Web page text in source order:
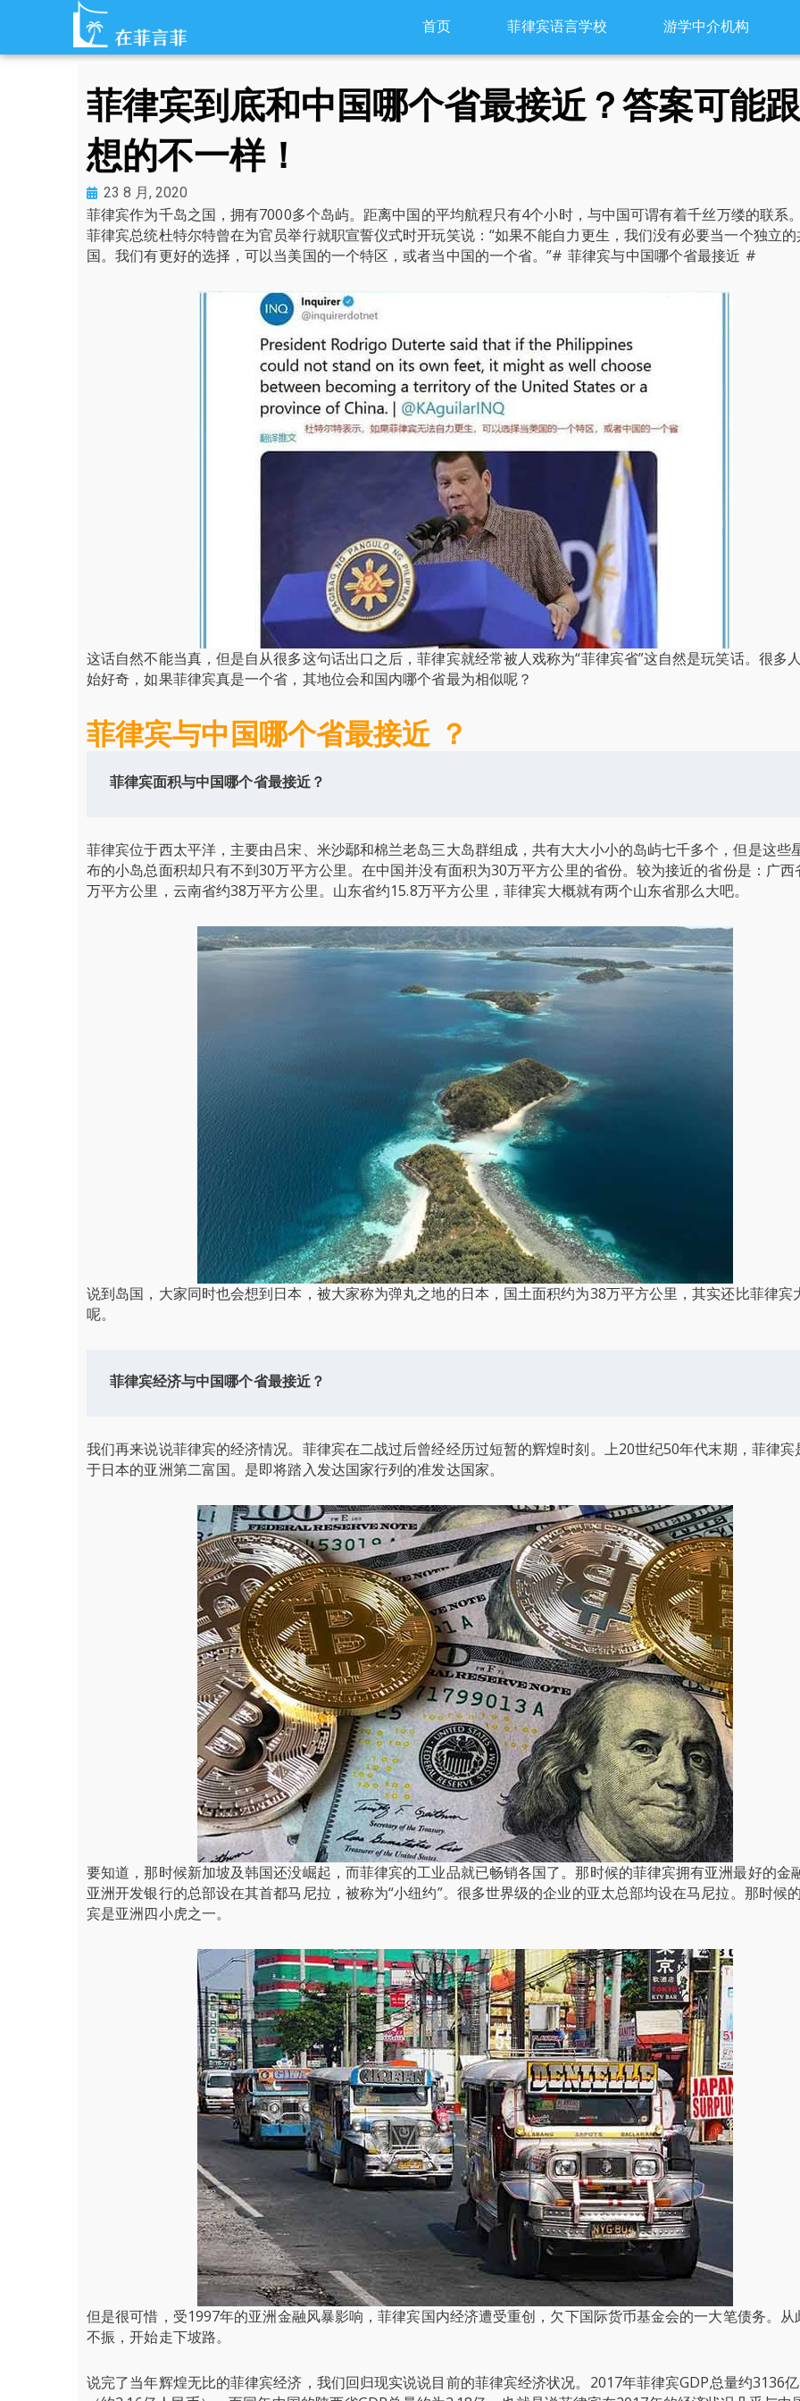
内
首页 菲律宾语言学校 游学中介机构
菲律宾到底和中国哪个省最接近？答案可能
想的不一样！
23 8 月, 2020
菲律宾作为千岛之国，拥有7000多个岛屿。距离中国的平均航程只有4个小时，与中国可谓有着千丝万缕的联系
菲律宾总统杜特尔特曾在为官员举行就职宣誓仪式时开玩笑说：“如果不能自力更生，我们没有必要当一个独立的
国。我们有更好的选择，可以当美国的一个特区，或者当中国的一个省。”# 菲律宾与中国哪个省最接近 #
这话自然不能当真，但是自从很多这句话出口之后，菲律宾就经常被人戏称为“菲律宾省”这自然是玩笑话。很多
始好奇，如果菲律宾真是一个省，其地位会和国内哪个省最为相似呢？
菲律宾与中国哪个省最接近 ？
菲律宾面积与中国哪个省最接近？
菲律宾位于西太平洋，主要由吕宋、米沙鄢和棉兰老岛三大岛群组成，共有大大小小的岛屿七千多个，但是这些
布的小岛总面积却只有不到30万平方公里。在中国并没有面积为30万平方公里的省份。较为接近的省份是：广西
万平方公里，云南省约38万平方公里。山东省约15.8万平方公里，菲律宾大概就有两个山东省那么大吧。
说到岛国，大家同时也会想到日本，被大家称为弹丸之地的日本，国土面积约为38万平方公里，其实还比菲律宾
呢。
菲律宾经济与中国哪个省最接近？
我们再来说说菲律宾的经济情况。菲律宾在二战过后曾经经历过短暂的辉煌时刻。上20世纪50年代末期，菲律宾
于日本的亚洲第二富国。是即将踏入发达国家行列的准发达国家。
要知道，那时候新加坡及韩国还没崛起，而菲律宾的工业品就已畅销各国了。那时候的菲律宾拥有亚洲最好的金
亚洲开发银行的总部设在其首都马尼拉，被称为“小纽约”。很多世界级的企业的亚太总部均设在马尼拉。那时候
宾是亚洲四小虎之一。
但是很可惜，受1997年的亚洲金融风暴影响，菲律宾国内经济遭受重创，欠下国际货币基金会的一大笔债务。从
不振，开始走下坡路。
说完了当年辉煌无比的菲律宾经济，我们回归现实说说目前的菲律宾经济状况。2017年菲律宾GDP总量约3136